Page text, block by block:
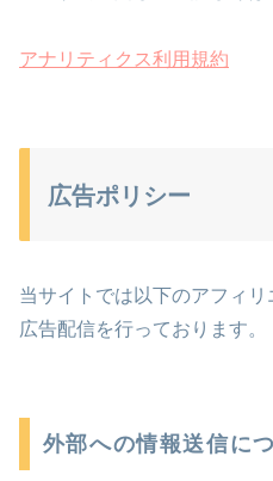
アナリティクス利用規約
広告ポリシー
当サイトでは以下のアフィリ
広告配信を行っております。
外部への情報送信に